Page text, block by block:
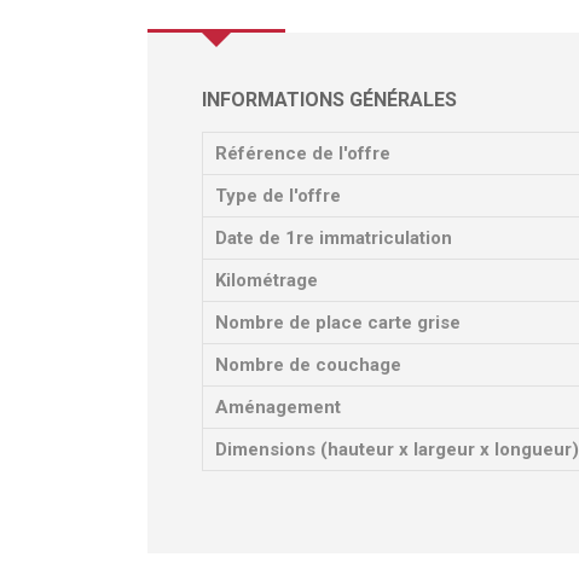
INFORMATIONS GÉNÉRALES
Référence de l'offre
Type de l'offre
Date de 1re immatriculation
Kilométrage
Nombre de place carte grise
Nombre de couchage
Aménagement
Dimensions (hauteur x largeur x longueur)